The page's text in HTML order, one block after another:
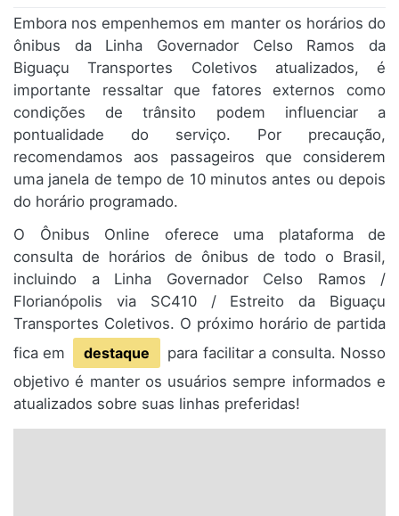
Embora nos empenhemos em manter os horários do
ônibus da Linha Governador Celso Ramos da
Biguaçu Transportes Coletivos atualizados, é
importante ressaltar que fatores externos como
condições de trânsito podem influenciar a
pontualidade do serviço. Por precaução,
recomendamos aos passageiros que considerem
uma janela de tempo de 10 minutos antes ou depois
do horário programado.
O Ônibus Online oferece uma plataforma de
consulta de horários de ônibus de todo o Brasil,
incluindo a Linha Governador Celso Ramos /
Florianópolis via SC410 / Estreito da Biguaçu
Transportes Coletivos. O próximo horário de partida
fica em
destaque
para facilitar a consulta. Nosso
objetivo é manter os usuários sempre informados e
atualizados sobre suas linhas preferidas!